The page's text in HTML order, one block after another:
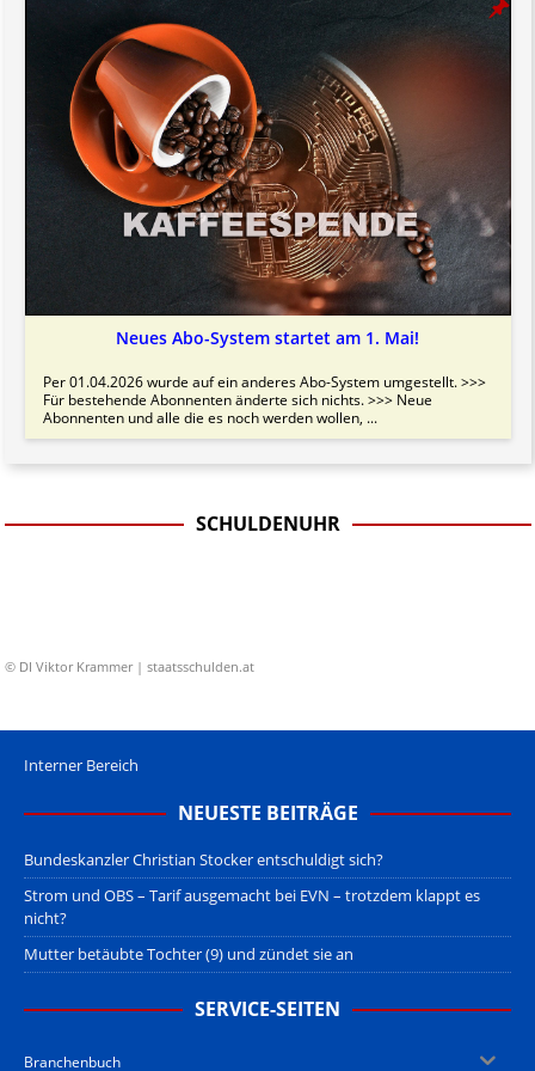
Neues Abo-System startet am 1. Mai!
Per 01.04.2026 wurde auf ein anderes Abo-System umgestellt. >>>
Für bestehende Abonnenten änderte sich nichts. >>> Neue
Abonnenten und alle die es noch werden wollen, ...
SCHULDENUHR
© DI Viktor Krammer | staatsschulden.at
Interner Bereich
NEUESTE BEITRÄGE
Bundeskanzler Christian Stocker entschuldigt sich?
Strom und OBS – Tarif ausgemacht bei EVN – trotzdem klappt es
nicht?
Mutter betäubte Tochter (9) und zündet sie an
SERVICE-SEITEN
Branchenbuch